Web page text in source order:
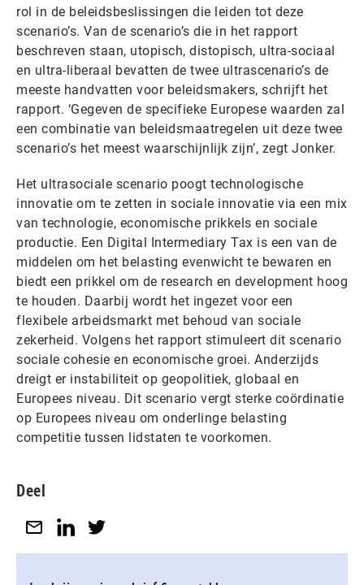
rol in de beleidsbeslissingen die leiden tot deze
scenario’s. Van de scenario’s die in het rapport
beschreven staan, utopisch, distopisch, ultra-sociaal
en ultra-liberaal bevatten de twee ultrascenario’s de
meeste handvatten voor beleidsmakers, schrijft het
rapport. ‘Gegeven de specifieke Europese waarden zal
een combinatie van beleidsmaatregelen uit deze twee
scenario’s het meest waarschijnlijk zijn’, zegt Jonker.
Het ultrasociale scenario poogt technologische
innovatie om te zetten in sociale innovatie via een mix
van technologie, economische prikkels en sociale
productie. Een Digital Intermediary Tax is een van de
middelen om het belasting evenwicht te bewaren en
biedt een prikkel om de research en development hoog
te houden. Daarbij wordt het ingezet voor een
flexibele arbeidsmarkt met behoud van sociale
zekerheid. Volgens het rapport stimuleert dit scenario
sociale cohesie en economische groei. Anderzijds
dreigt er instabiliteit op geopolitiek, globaal en
Europees niveau. Dit scenario vergt sterke coördinatie
op Europees niveau om onderlinge belasting
competitie tussen lidstaten te voorkomen.
Deel